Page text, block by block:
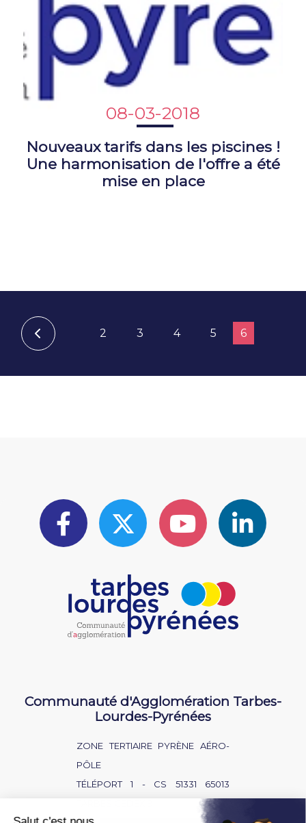
08-03-2018
Nouveaux tarifs dans les piscines !
Une harmonisation de l'offre a été
mise en place
2 3 4 5 6
Communauté d'Agglomération Tarbes-
Lourdes-Pyrénées
ZONE TERTIAIRE PYRÈNE AÉRO-
PÔLE
TÉLÉPORT 1 - CS 51331 65013